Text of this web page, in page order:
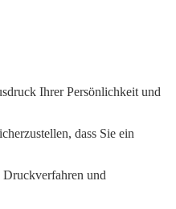
Ihrer Persönlichkeit und
dass Sie ein
Druckverfahren und